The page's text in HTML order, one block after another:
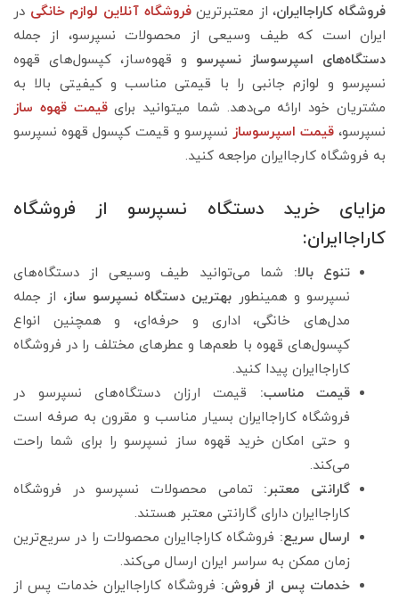
فروشگاه کاراجاایران، از معتبرترینفروشگاه‌ آنلاین لوازم خانگی در
ایران است که طیف وسیعی از محصولات نسپرسو، از جمله
دستگاه‌های اسپرسوساز نسپرسو و قهوه‌ساز، کپسول‌های قهوه
نسپرسو و لوازم جانبی را با قیمتی مناسب و کیفیتی بالا به
مشتریان خود ارائه می‌دهد. شما میتوانید برایقیمت قهوه ساز
نسپرسو، قیمت اسپرسوساز نسپرسو و قیمت کپسول قهوه نسپرسو
به فروشگاه کارجاایران مراجعه کنید.
مزایای خرید دستگاه نسپرسو از فروشگاه
کاراجاایران:
تنوع بالا: شما می‌توانید طیف وسیعی از دستگاه‌های
نسپرسو و همینطور بهترین دستگاه نسپرسو ساز، از جمله
مدل‌های خانگی، اداری و حرفه‌ای، و همچنین انواع
کپسول‌های قهوه با طعم‌ها و عطرهای مختلف را در فروشگاه
کاراجاایران پیدا کنید.
قیمت مناسب: قیمت ارزان دستگاه‌های نسپرسو در
فروشگاه کاراجاایران بسیار مناسب و مقرون به صرفه است
و حتی امکان خرید قهوه ساز نسپرسو را برای شما راحت
می‌کند.
گارانتی معتبر: تمامی محصولات نسپرسو در فروشگاه
کاراجاایران دارای گارانتی معتبر هستند.
ارسال سریع: فروشگاه کاراجاایران محصولات را در سریع‌ترین
زمان ممکن به سراسر ایران ارسال می‌کند.
خدمات پس از فروش: فروشگاه کاراجاایران خدمات پس از